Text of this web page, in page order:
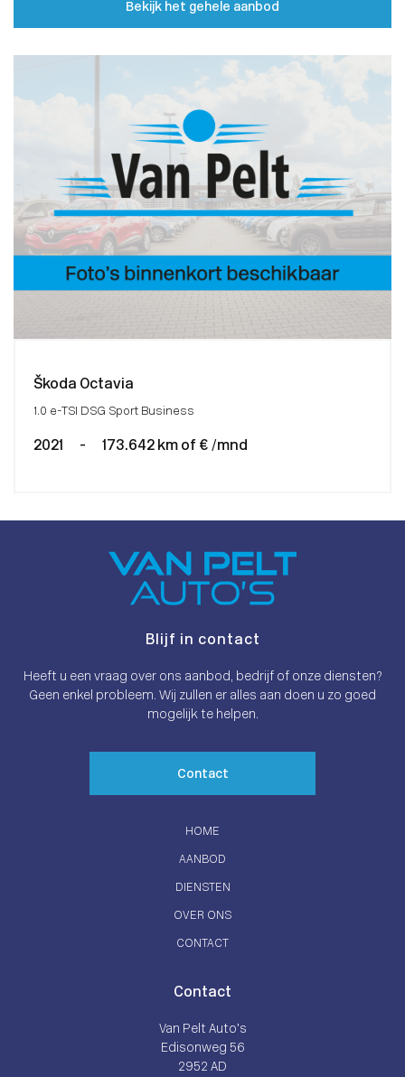
Bekijk het gehele aanbod
Škoda Octavia
1.0 e-TSI DSG Sport Business
2021 - 173.642 km of € /mnd
Blijf in contact
Heeft u een vraag over ons aanbod, bedrijf of onze diensten?
Geen enkel probleem. Wij zullen er alles aan doen u zo goed
mogelijk te helpen.
Contact
HOME
AANBOD
DIENSTEN
OVER ONS
CONTACT
Contact
Van Pelt Auto’s
Edisonweg 56
2952 AD